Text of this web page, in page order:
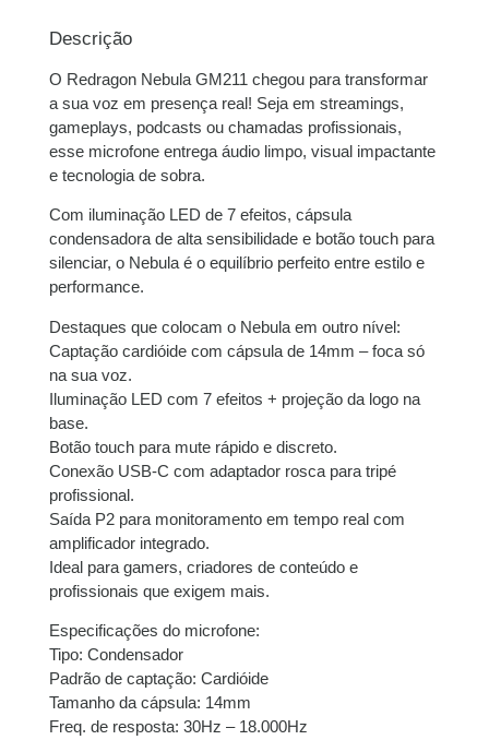
juros
3x deR$ 113,00sem
juros
R$339,00
4x deR$85,17com
juros
R$340,68
5x deR$68,34com
juros
R$341,70
juros
Descrição
O Redragon Nebula GM211 chegou para transformar
a sua voz em presença real! Seja em streamings,
gameplays, podcasts ou chamadas profissionais,
esse microfone entrega áudio limpo, visual impactante
e tecnologia de sobra.
Com iluminação LED de 7 efeitos, cápsula
condensadora de alta sensibilidade e botão touch para
silenciar, o Nebula é o equilíbrio perfeito entre estilo e
performance.
Destaques que colocam o Nebula em outro nível:
Captação cardióide com cápsula de 14mm – foca só
na sua voz.
Iluminação LED com 7 efeitos + projeção da logo na
base.
Botão touch para mute rápido e discreto.
Conexão USB-C com adaptador rosca para tripé
profissional.
Saída P2 para monitoramento em tempo real com
amplificador integrado.
Ideal para gamers, criadores de conteúdo e
profissionais que exigem mais.
Especificações do microfone:
Tipo: Condensador
Padrão de captação: Cardióide
Tamanho da cápsula: 14mm
Freq. de resposta: 30Hz – 18.000Hz